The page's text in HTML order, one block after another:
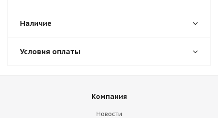
Наличие
Условия оплаты
Компания
Новости